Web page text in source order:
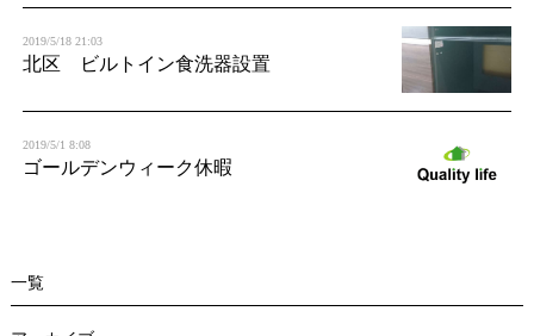
2019/5/18 21:03
北区 ビルトイン食洗器設置
2019/5/1 8:08
ゴールデンウィーク休暇
一覧
o
n